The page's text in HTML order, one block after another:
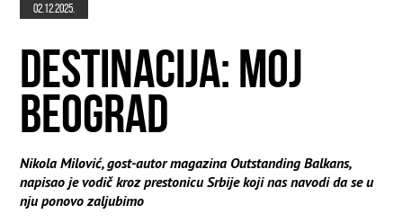
02.12.2025.
DESTINACIJA: MOJ
BEOGRAD
Nikola Milović, gost-autor magazina Outstanding Balkans,
napisao je vodič kroz prestonicu Srbije koji nas navodi da se u
nju ponovo zaljubimo